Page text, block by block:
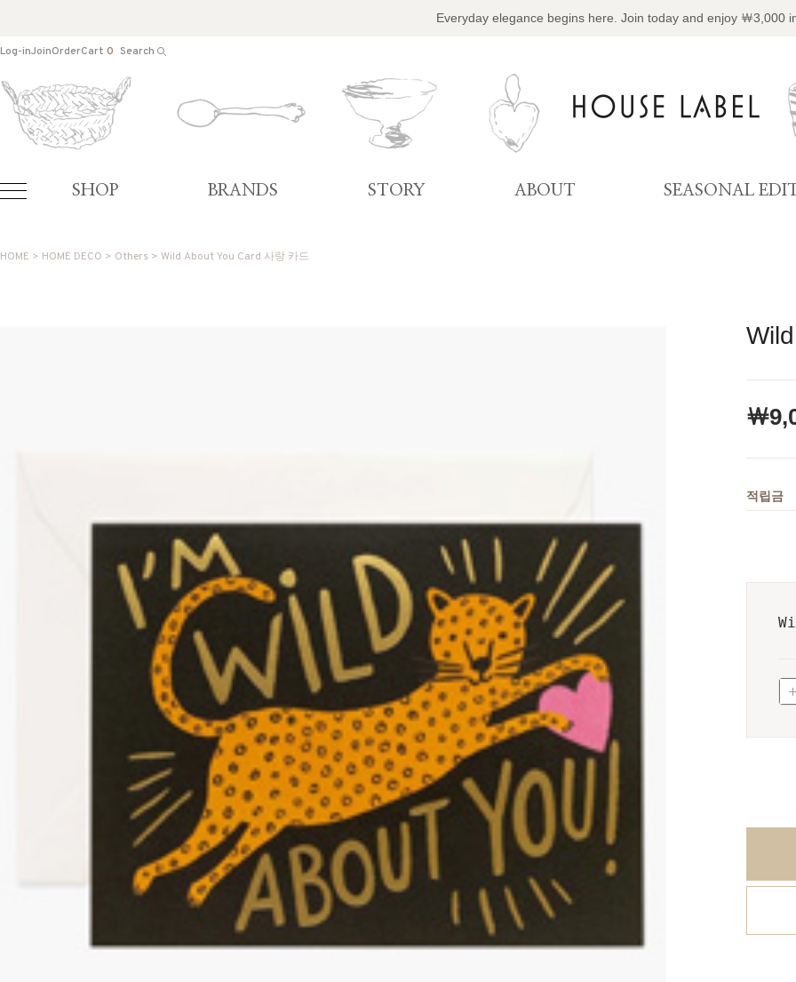
Everyday elegance begins here. Join today and enjoy ￦3,000
Log-inJoinOrderCart 0 Search
SHOP BRANDS STORY ABOUT SEASONAL
HOME > HOME DECO > Others > Wild About You Card 사랑 카드
￦
적립금